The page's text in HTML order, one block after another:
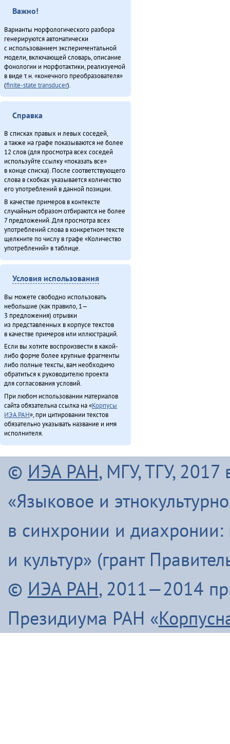
Губернаторвун «севергар» статустулин (2013)
Куюмбаӈи нонопты таткит-дюн (2013)
Международнай тэгэл турэрдун тыргани (2013)
Минӈи «Эвэды ин» газета (2013)
«Мучун» – Омакта анӈани [2] (2013)
Неӈнери Этэечимни тырганин (2013)
Ороды этэекитту бэлэн (2013)
«Орорво иргичимнил» Китайду (2013)
Секция этнокультурнай алагувундули (2013)
Туруӈи авгарачимнил техникумду 70 анӈанил [2] (2013)
Турэн – илэды баин (2013)
Хаварук ООО «Традиционнай Северӈи булталин» [1] (2013)
Хаварук ООО «Традиционнай Северӈи булталин» [2] (2013)
Этэечимнилдулэ андаман (2013)
Итого
Важно!
Варианты морфологического разбора
генерируются автоматически
с использованием экспериментальной
модели, включающей словарь, описание
фонологии и морфотактики, реализуемой
в виде т.н. «конечного преобразователя»
(finite-state transducer).
Справка
В списках правых и левых соседей,
а также на графе показываются не более
12 слов (для просмотра всех соседей
используйте ссылку «показать все»
в конце списка). После соответствующего
слова в скобках указывается количество
его употреблений в данной позиции.
В качестве примеров в контексте
случайным образом отбираются не более
7 предложений. Для просмотра всех
употреблений слова в конкретном тексте
щелкните по числу в графе «Количество
употреблений» в таблице.
Условия использования
Вы можете свободно использовать
небольшие (как правило, 1—
3 предложения) отрывки
из представленных в корпусе текстов
в качестве примеров или иллюстраций.
Если вы хотите воспроизвести в какой-
либо форме более крупные фрагменты
либо полные тексты, вам необходимо
обратиться к руководителю проекта
для согласования условий.
При любом использовании материалов
сайта обязательна ссылка на «Корпусы
ИЭА РАН», при цитировании текстов
обязательно указывать название и имя
исполнителя.
© ИЭА РАН, МГУ, ТГУ, 2017
«Языковое и
в синхронии и диахронии:
и культур» (грант
© ИЭА РАН, 2011—2014
Президиума РАН «